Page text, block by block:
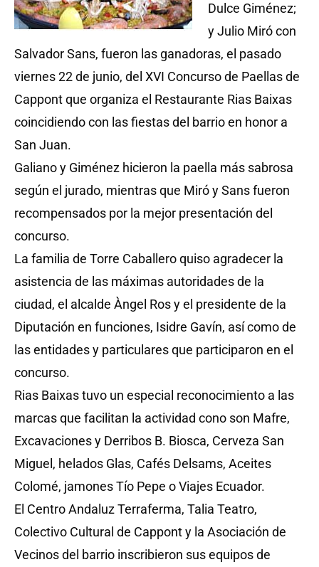
Dulce Giménez;
y Julio Miró con
Salvador Sans, fueron las ganadoras, el pasado
viernes 22 de junio, del XVI Concurso de Paellas de
Cappont que organiza el Restaurante Rias Baixas
coincidiendo con las fiestas del barrio en honor a
San Juan.
Galiano y Giménez hicieron la paella más sabrosa
según el jurado, mientras que Miró y Sans fueron
recompensados por la mejor presentación del
concurso.
La familia de Torre Caballero quiso agradecer la
asistencia de las máximas autoridades de la
ciudad, el alcalde Àngel Ros y el presidente de la
Diputación en funciones, Isidre Gavín, así como de
las entidades y particulares que participaron en el
concurso.
Rias Baixas tuvo un especial reconocimiento a las
marcas que facilitan la actividad cono son Mafre,
Excavaciones y Derribos B. Biosca, Cerveza San
Miguel, helados Glas, Cafés Delsams, Aceites
Colomé, jamones Tío Pepe o Viajes Ecuador.
El Centro Andaluz Terraferma, Talia Teatro,
Colectivo Cultural de Cappont y la Asociación de
Vecinos del barrio inscribieron sus equipos de